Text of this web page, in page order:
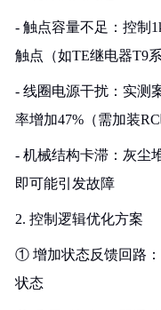
- 触点容量不足：控制
触点（如TE继电器T9系
- 线圈电源干扰：实测
率增加47%（需加装RC
- 机械结构卡滞：灰尘
即可能引发故障
2. 控制逻辑优化方案
① 增加状态反馈回路
状态